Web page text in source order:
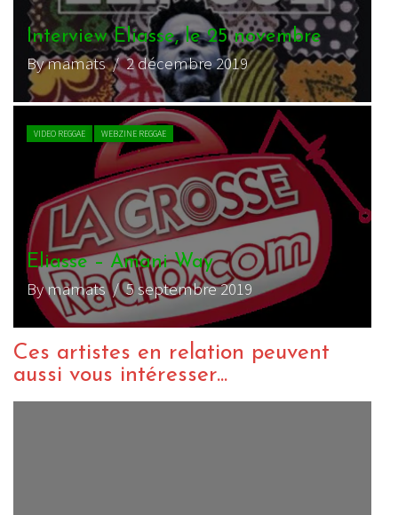
Interview Eliasse, le 25 novembre
By mamats/ 2 décembre 2019
VIDEO REGGAE WEBZINE REGGAE
Eliasse – Amani Way
By mamats/ 5 septembre 2019
Ces artistes en relation peuvent
aussi vous intéresser...